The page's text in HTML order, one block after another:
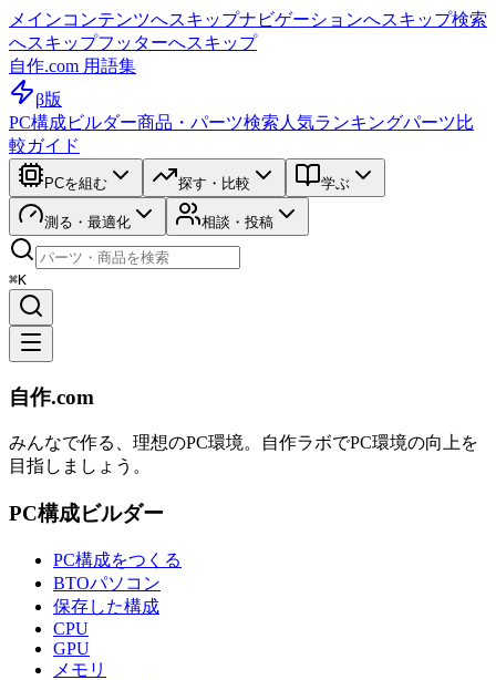
メインコンテンツへスキップナビゲーションへスキップ検索
へスキップフッターへスキップ
自作.com 用語集
β版
PC構成ビルダー商品・パーツ検索 人気ランキングパーツ比
較ガイド
PCを組む 探す・比較 学ぶ
測る・最適化 相談・投稿
⌘K
自作.com
みんなで作る、理想のPC環境。 自作ラボでPC環境の向上を
目指しましょう。
PC構成ビルダー
PC構成をつくる
BTOパソコン
保存した構成
CPU
GPU
メモリ